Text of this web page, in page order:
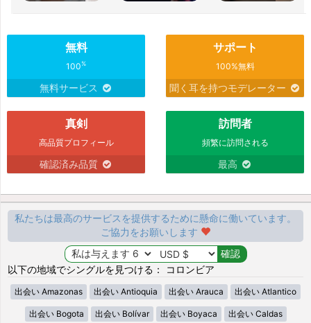
無料
100%
無料サービス
サポート
100%無料
聞く耳を持つモデレーター
真剣
高品質プロフィール
確認済み品質
訪問者
頻繁に訪問される
最高
私たちは最高のサービスを提供するために懸命に働いています。
ご協力をお願いします
以下の地域でシングルを見つける： コロンビア
出会い Amazonas 出会い Antioquia 出会い Arauca 出会い Atlantico
出会い Bogota 出会い Bolívar 出会い Boyaca 出会い Caldas